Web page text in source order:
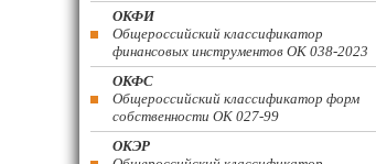
ОКФИ
Общероссийский классификатор
финансовых инструментов OK 038-2023
ОКФС
Общероссийский классификатор форм
собственности ОК 027-99
ОКЭР